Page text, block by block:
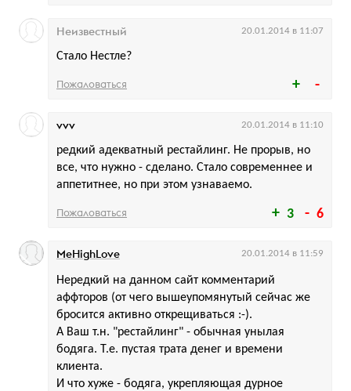
Стало Нестле?
Неизвестный 20.01.2014 в 11:07
Пожаловаться
3 6
редкий адекватный рестайлинг. Не прорыв, но
все, что нужно - сделано. Стало современнее и
аппетитнее, но при этом узнаваемо.
vvv 20.01.2014 в 11:10
Пожаловаться
Нередкий на данном сайт комментарий
аффторов (от чего вышеупомянутый сейчас же
бросится активно открещиваться :-).
А Ваш т.н. "рестайлинг" - обычная унылая
бодяга. Т.е. пустая трата денег и времени
клиента.
И что хуже - бодяга, укрепляющая дурное
MeHighLove 20.01.2014 в 11:59